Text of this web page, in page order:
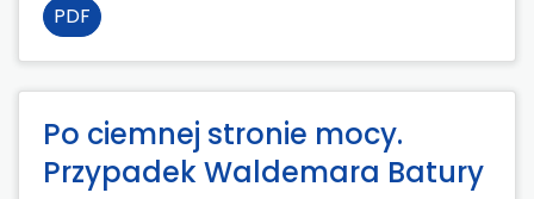
PDF
Po ciemnej stronie mocy.
Przypadek Waldemara Batury